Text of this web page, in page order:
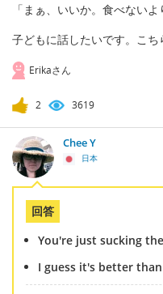
「まぁ、いいか。食べない
子どもに話したいです。こち
Erikaさん
2 3619
Chee Y
日本
回答
You're just sucking
I guess it's better